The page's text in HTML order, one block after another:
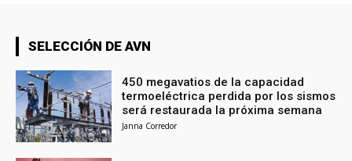
SELECCIÓN DE AVN
450 megavatios de la capacidad
termoeléctrica perdida por los sismos
será restaurada la próxima semana
Janna Corredor